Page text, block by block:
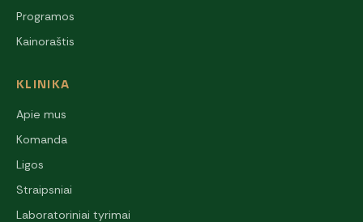
Programos
Kainoraštis
KLINIKA
Apie mus
Komanda
Ligos
Straipsniai
Laboratoriniai tyrimai